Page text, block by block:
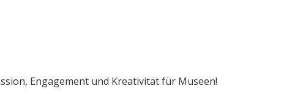
Engagement und Kreativität für Museen!